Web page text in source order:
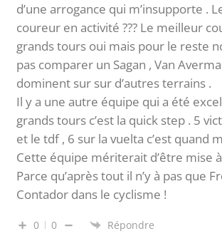
d’une arrogance qui m’insupporte .
coureur en activité ??? Le meilleur
grands tours oui mais pour le reste
pas comparer un Sagan , Van
dominent sur sur d’autres terrains .
Il y a une autre équipe qui a été
grands tours c’est la quick step . 5
et le tdf , 6 sur la vuelta c’est quand
Cette équipe mériterait d’être mise
Parce qu’après tout il n’y à pas que
Contador dans le cyclisme !
0 0 Répondre